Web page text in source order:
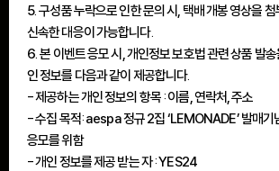
5. 구성품 누락으로 인한 문의 시, 택배 개봉 영상을
신속한 대응이 가능합니다.
6. 본 이벤트 응모 시, 개인정보 보호법 관련 상품 발
인 정보를 다음과 같이 제공합니다.
- 제공하는 개인 정보의 항목 : 이름, 연락처, 주소
- 수집 목적: aespa 정규 2집 ‘LEMONADE’ 발매기
응모를 위함
- 개인 정보를 제공 받는 자 : YES24